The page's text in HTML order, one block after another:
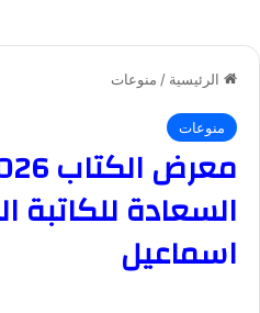
الرئيسية / منوعات
منوعات
السعادة للكاتبة
اسماعيل